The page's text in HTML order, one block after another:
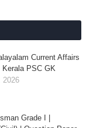
Current Affairs
PSC GK
2026
Grade I |